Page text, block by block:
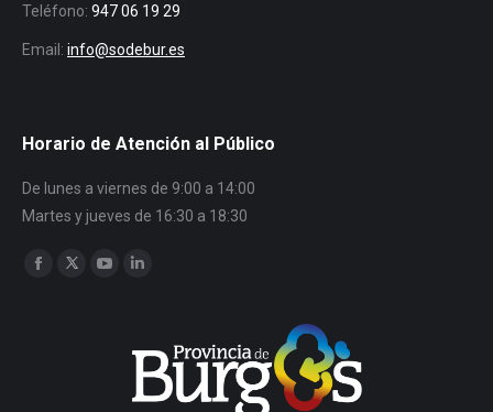
Teléfono: 947 06 19 29
Email: info@sodebur.es
Horario de Atención al Público
De lunes a viernes de 9:00 a 14:00
Martes y jueves de 16:30 a 18:30
Encuéntranos en:
Facebook